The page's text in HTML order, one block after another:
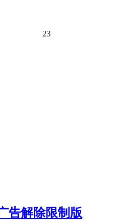
23
告解除限制版